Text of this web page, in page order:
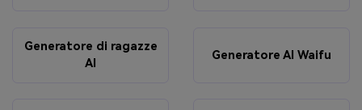
Generatore di ragazze
AI
Generatore AI Waifu